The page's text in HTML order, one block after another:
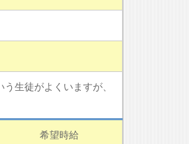
生徒がよくいますが、
希望時給